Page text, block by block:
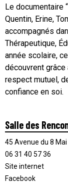
Le documentaire
Quentin, Erine,
accompagnés
Thérapeutique,
année scolaire,
découvrent
respect mutuel,
confiance en soi.
Salle des
45 Avenue du 8
06 31 40 57 36
Site internet
Facebook